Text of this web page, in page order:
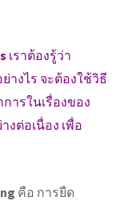
เราต้องรู้ว่า
งไร จะต้องใช้วิธี
ารในเรื่องของ
งต่อเนื่อง เพื่อ
คือ การยืด